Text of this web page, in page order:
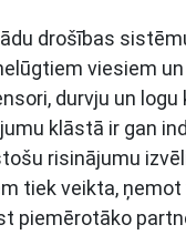
drošības
viesiem
durvju un logu
klāstā ir gan
risinājumu
tiek veikta, ņemot
piemērotāko